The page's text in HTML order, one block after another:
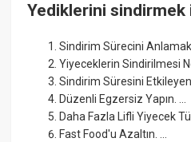
Yediklerini sindirmek
Sindirim Sürecini
Yiyeceklerin Sindirilmesi
Sindirim Süresini
Düzenli Egzersiz Yapın. ...
Daha Fazla Lifli Yiyecek
Fast Food'u Azaltın. ...